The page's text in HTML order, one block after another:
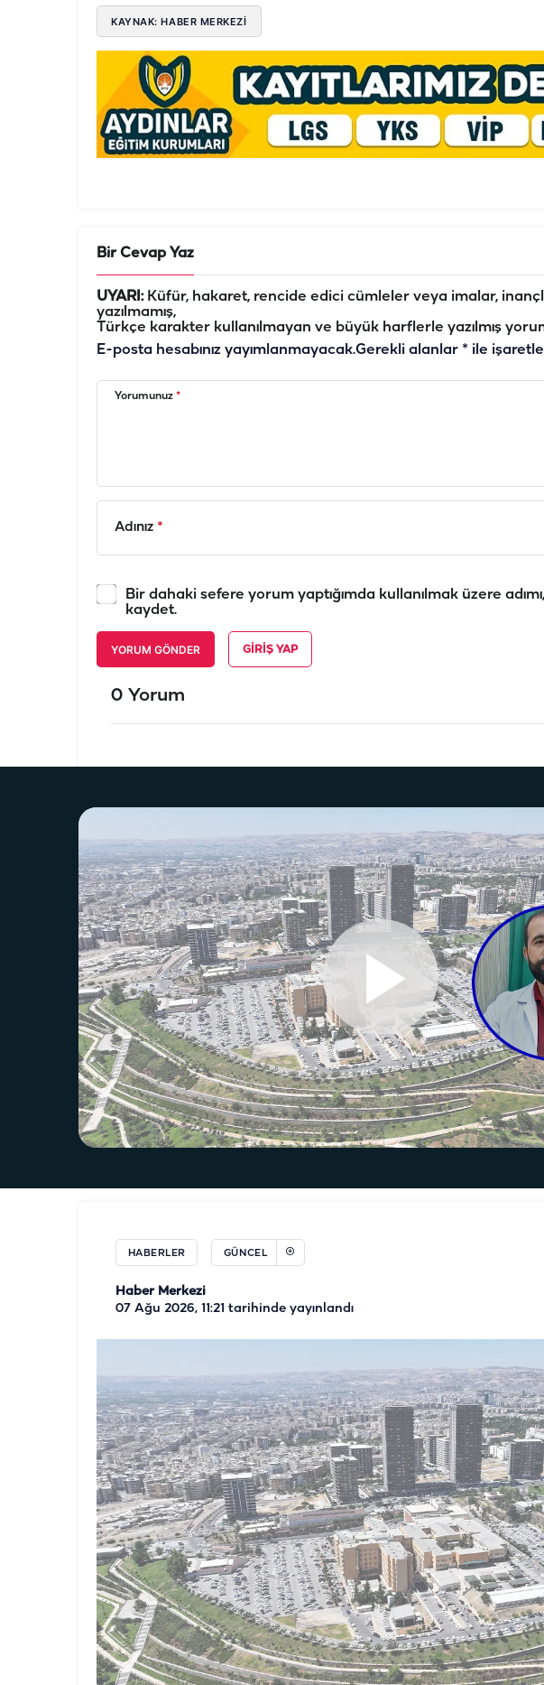
KAYNAK: HABER MERKEZİ
Bir Cevap Yaz
UYARI:Küfür, hakaret, rencide edici cümleler veya imalar,
yazılmamış,
Türkçe karakter kullanılmayan ve büyük harflerle yazılmış
E-posta hesabınız yayımlanmayacak.Gerekli alanlar * ile
Yorumunuz *
Adınız *
Bir dahaki sefere yorum yaptığımda kullanılmak üzere
kaydet.
YORUM GÖNDER GIRIŞ YAP
0 Yorum
HABERLER GÜNCEL
Haber Merkezi
07 Ağu 2026, 11:21 tarihinde yayınlandı